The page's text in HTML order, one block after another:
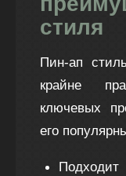
стиля
Пин-ап
крайне
ключевых
его